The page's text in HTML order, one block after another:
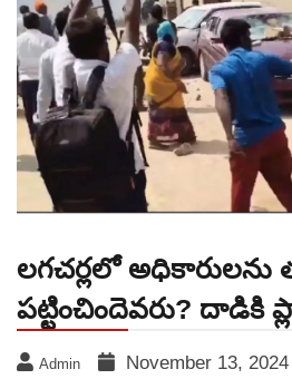
లగచర్లలో అధికారులను
పట్టించిందెవరు? దాడికి
Admin November 13, 2024